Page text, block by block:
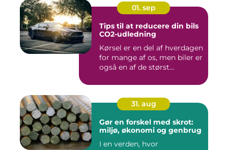
01. sep
Tips til at reducere din bils
CO2-udledning
Kørsel er en del af hverdagen
for mange af os, men biler er
også en af de størst...
31. aug
Gør en forskel med skrot:
miljø, økonomi og genbrug
I en verden, hvor